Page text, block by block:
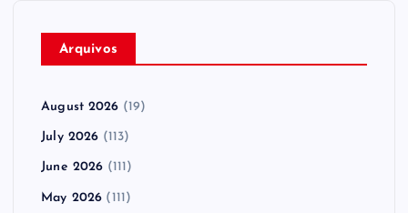
Arquivos
August 2026 (19)
July 2026 (113)
June 2026 (111)
May 2026 (111)